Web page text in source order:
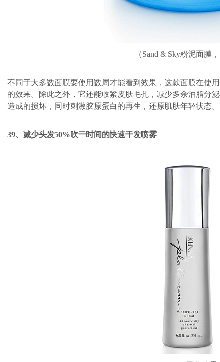
（Sand & Sky粉泥面膜
不同于大多数面膜要使用数周才能看到效果，这款面膜在使
的效果。除此之外，它还能收紧皮肤毛孔，减少多余油脂分
造成的损坏，同时刺激胶原蛋白的再生，还原肌肤年轻状态。
39、减少头发50%吹干时间的快速干发喷雾